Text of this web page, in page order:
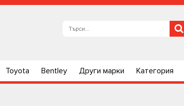
Toyota Bentley Други марки Категория